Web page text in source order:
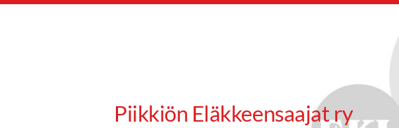
Piikkiön Eläkkeensaajat ry